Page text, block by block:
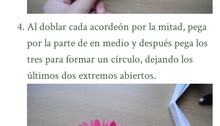
Al doblar cada acordeón por la mitad, pega
por la parte de en medio y después pega los
tres para formar un círculo, dejando los
últimos dos extremos abiertos.